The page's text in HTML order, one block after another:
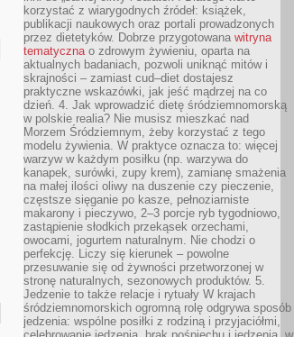
korzystać z wiarygodnych źródeł: książek,
publikacji naukowych oraz portali prowadzonych
przez dietetyków. Dobrze przygotowana witryna
tematycznao zdrowym żywieniu, oparta na
aktualnych badaniach, pozwoli uniknąć mitów i
skrajności – zamiast cud–diet dostajesz
praktyczne wskazówki, jak jeść mądrzej na co
dzień. 4. Jak wprowadzić dietę śródziemnomorską
w polskie realia? Nie musisz mieszkać nad
Morzem Śródziemnym, żeby korzystać z tego
modelu żywienia. W praktyce oznacza to: więcej
warzyw w każdym posiłku (np. warzywa do
kanapek, surówki, zupy krem), zamianę smażenia
na małej ilości oliwy na duszenie czy pieczenie,
częstsze sięganie po kasze, pełnoziarniste
makarony i pieczywo, 2–3 porcje ryb tygodniowo,
zastąpienie słodkich przekąsek orzechami,
owocami, jogurtem naturalnym. Nie chodzi o
perfekcję. Liczy się kierunek – powolne
przesuwanie się od żywności przetworzonej w
stronę naturalnych, sezonowych produktów. 5.
Jedzenie to także relacje i rytuały W krajach
śródziemnomorskich ogromną rolę odgrywa sposób
jedzenia: wspólne posiłki z rodziną i przyjaciółmi,